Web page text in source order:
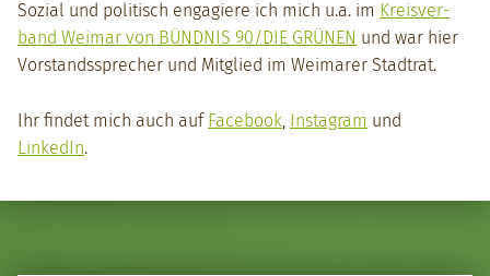
Sozial und poli­tisch engagiere ich mich u.a. im Kreisver­
band Weimar von BÜNDNIS 90/DIE GRÜNEN und war hier
Vor­standssprech­er und Mit­glied im Weimar­er Stad­trat.
Ihr find­et mich auch auf Face­book, Insta­gram und
LinkedIn.